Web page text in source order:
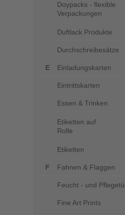
Doypacks - flexible
Verpackungen
Duftlack Produkte
Durchschreibesätze
Einladungskarten
Eintrittskarten
Essen & Trinken
Etiketten auf
Rolle
Etiketten
Fahnen & Flaggen
Feucht - und
Fine Art Prints